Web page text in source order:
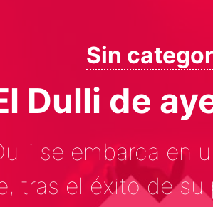
Sin
Dulli de
se embarca en
tras el éxito de